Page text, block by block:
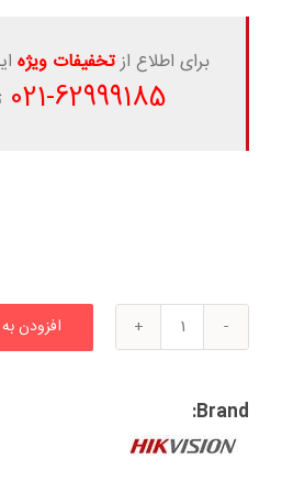
برای اطلاع ازتخفیفات ویژه
62999185
-021
دستگاه
آر
32
افزودن
Brand: